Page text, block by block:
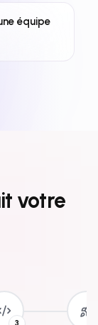
équipe
votre
3